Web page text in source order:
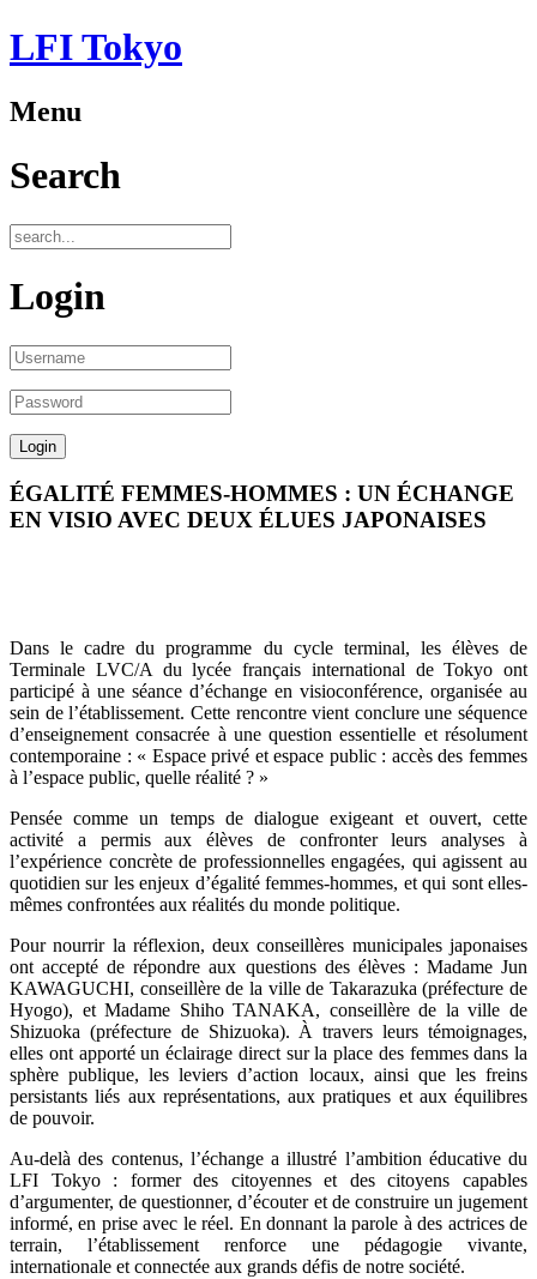
LFI Tokyo
Menu
Search
Login
ÉGALITÉ FEMMES-HOMMES : UN ÉCHANGE
EN VISIO AVEC DEUX ÉLUES JAPONAISES
Dans le cadre du programme du cycle terminal, les élèves de
Terminale LVC/A du lycée français international de Tokyo ont
participé à une séance d’échange en visioconférence, organisée au
sein de l’établissement. Cette rencontre vient conclure une séquence
d’enseignement consacrée à une question essentielle et résolument
contemporaine : « Espace privé et espace public : accès des femmes
à l’espace public, quelle réalité ? »
Pensée comme un temps de dialogue exigeant et ouvert, cette
activité a permis aux élèves de confronter leurs analyses à
l’expérience concrète de professionnelles engagées, qui agissent au
quotidien sur les enjeux d’égalité femmes-hommes, et qui sont elles-
mêmes confrontées aux réalités du monde politique.
Pour nourrir la réflexion, deux conseillères municipales japonaises
ont accepté de répondre aux questions des élèves : Madame Jun
KAWAGUCHI, conseillère de la ville de Takarazuka (préfecture de
Hyogo), et Madame Shiho TANAKA, conseillère de la ville de
Shizuoka (préfecture de Shizuoka). À travers leurs témoignages,
elles ont apporté un éclairage direct sur la place des femmes dans la
sphère publique, les leviers d’action locaux, ainsi que les freins
persistants liés aux représentations, aux pratiques et aux équilibres
de pouvoir.
Au-delà des contenus, l’échange a illustré l’ambition éducative du
LFI Tokyo : former des citoyennes et des citoyens capables
d’argumenter, de questionner, d’écouter et de construire un jugement
informé, en prise avec le réel. En donnant la parole à des actrices de
terrain, l’établissement renforce une pédagogie vivante,
internationale et connectée aux grands défis de notre société.